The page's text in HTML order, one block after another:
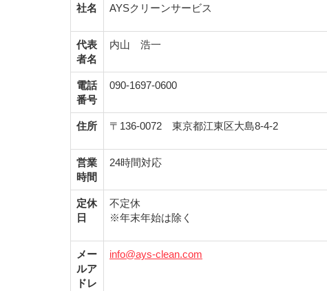
社名 AYSクリーンサービス
代表
者名
内山 浩一
電話
番号
090-1697-0600
住所 〒136-0072 東京都江東区大島8-4-2
営業
時間
24時間対応
定休
日
不定休
※年末年始は除く
メー
ルア
ドレ
info@ays-clean.com